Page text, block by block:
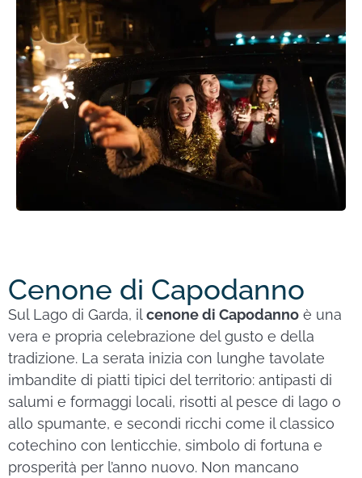
Cenone di Capodanno
Sul Lago di Garda, ilcenone di Capodanno è una
vera e propria celebrazione del gusto e della
tradizione. La serata inizia con lunghe tavolate
imbandite di piatti tipici del territorio: antipasti di
salumi e formaggi locali, risotti al pesce di lago o
allo spumante, e secondi ricchi come il classico
cotechino con lenticchie, simbolo di fortuna e
prosperità per l’anno nuovo. Non mancano